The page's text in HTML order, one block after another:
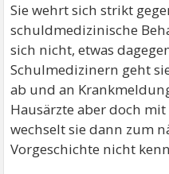
Sie wehrt sich strikt
schuldmedizinische
sich nicht, etwas
Schulmedizinern geht
ab und an
Hausärzte aber doch
wechselt sie dann zum
Vorgeschichte nicht